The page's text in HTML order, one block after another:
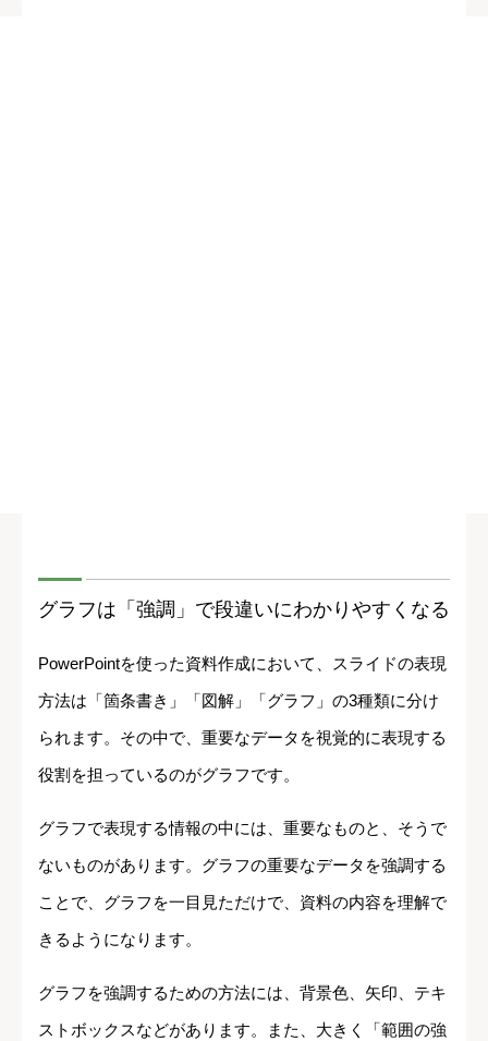
グラフは「強調」で段違いにわかりやすくなる
PowerPointを使った資料作成において、スライドの表現
方法は「箇条書き」「図解」「グラフ」の3種類に分け
られます。その中で、重要なデータを視覚的に表現する
役割を担っているのがグラフです。
グラフで表現する情報の中には、重要なものと、そうで
ないものがあります。グラフの重要なデータを強調する
ことで、グラフを一目見ただけで、資料の内容を理解で
きるようになります。
グラフを強調するための方法には、背景色、矢印、テキ
ストボックスなどがあります。また、大きく「範囲の強